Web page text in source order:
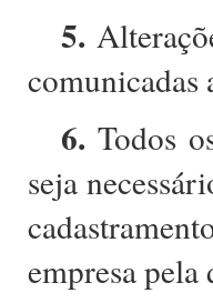
5.
comunicadas
6. Todos
seja
empresa